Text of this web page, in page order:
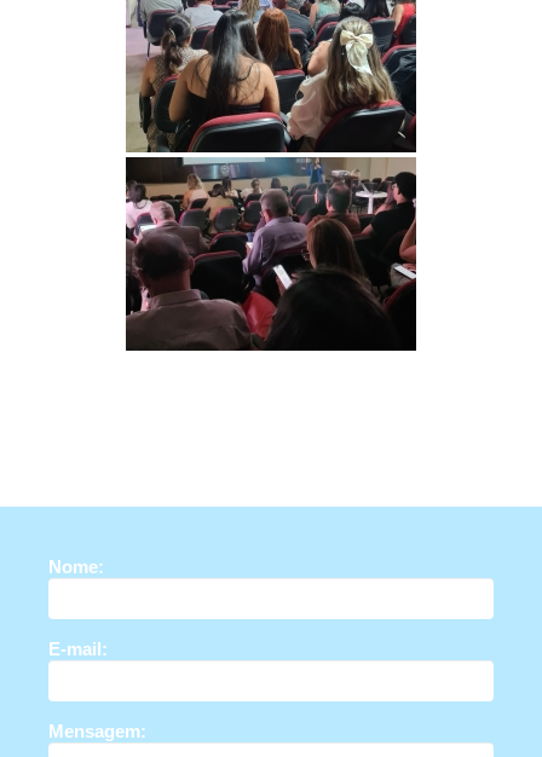
Nome:
E-mail:
Mensagem: